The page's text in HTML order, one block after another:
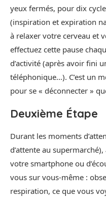
yeux fermés, pour dix
(inspiration et expiration
à relaxer votre cerveau et
effectuez cette pause
d’activité (après avoir fini
téléphonique…). C’est un
pour se « déconnecter »
Deuxième Étape
Durant les moments
d’attente au
votre smartphone ou
vous sur vous-même :
respiration, ce que vous